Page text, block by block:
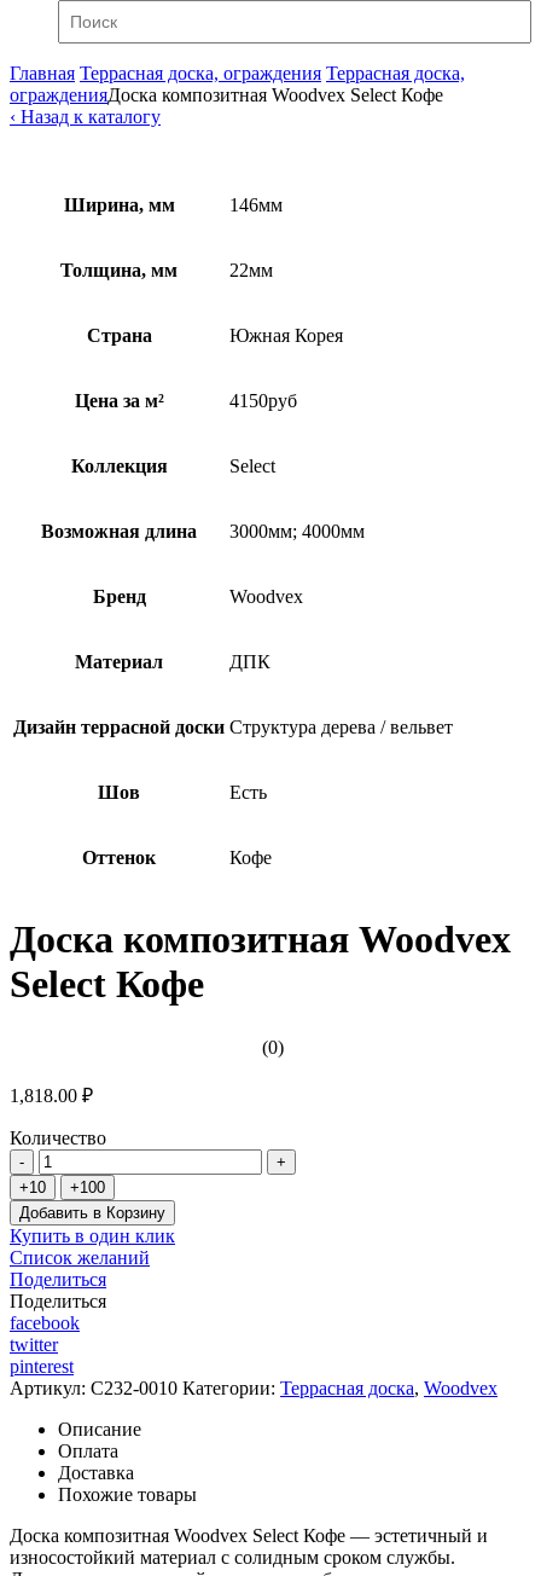
Главная Террасная доска, ограждения Террасная доска,
огражденияДоска композитная Woodvex Select Кофе
‹ Назад к каталогу
Ширина, мм 146мм
Толщина, мм 22мм
Страна Южная Корея
Цена за м² 4150руб
Коллекция Select
Возможная длина 3000мм; 4000мм
Бренд Woodvex
Материал ДПК
Дизайн террасной доски Структура дерева / вельвет
Шов Есть
Оттенок Кофе
Доска композитная Woodvex
Select Кофе
(0)
1,818.00 ₽
Количество
Добавить в Корзину
Купить в один клик
Список желаний
Поделиться
Поделиться
facebook
twitter
pinterest
Артикул: C232-0010 Категории: Террасная доска, Woodvex
Описание
Оплата
Доставка
Похожие товары
Доска композитная Woodvex Select Кофе — эстетичный и
износостойкий материал с солидным сроком службы.